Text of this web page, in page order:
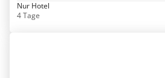
Nur Hotel
4 Tage